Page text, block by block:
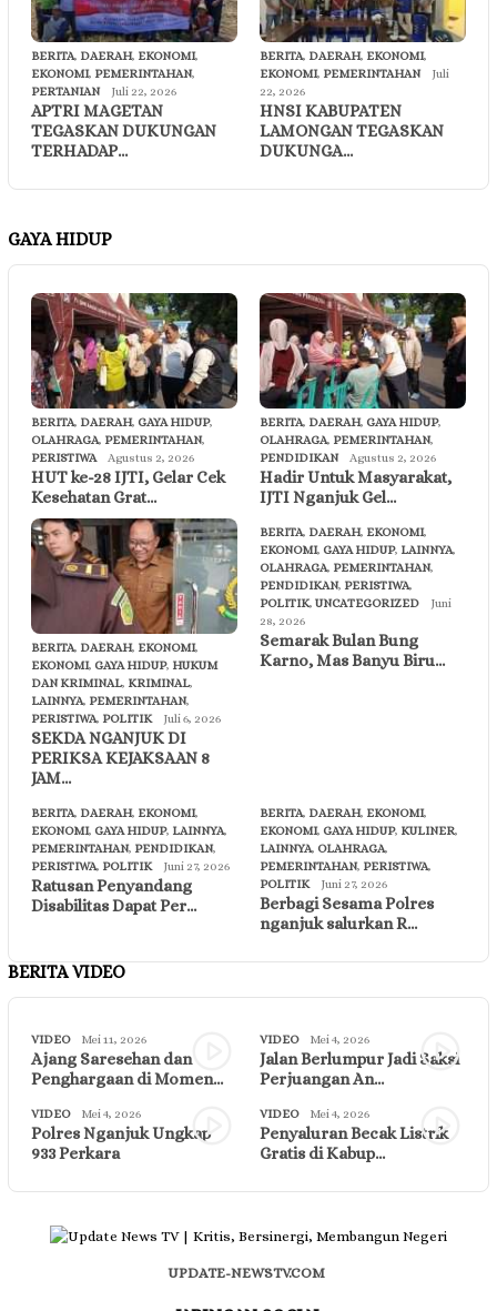
BERITA, DAERAH, EKONOMI,
EKONOMI, PEMERINTAHAN,
PERTANIAN
Juli 22, 2026
APTRI MAGETAN
TEGASKAN DUKUNGAN
TERHADAP…
BERITA, DAERAH, EKONOMI,
EKONOMI, PEMERINTAHAN
Juli
22, 2026
HNSI KABUPATEN
LAMONGAN TEGASKAN
DUKUNGA…
GAYA HIDUP
BERITA, DAERAH, GAYA HIDUP,
OLAHRAGA, PEMERINTAHAN,
PERISTIWA
Agustus 2, 2026
HUT ke-28 IJTI, Gelar Cek
Kesehatan Grat…
BERITA, DAERAH, GAYA HIDUP,
OLAHRAGA, PEMERINTAHAN,
PENDIDIKAN
Agustus 2, 2026
Hadir Untuk Masyarakat,
IJTI Nganjuk Gel…
BERITA, DAERAH, EKONOMI,
EKONOMI, GAYA HIDUP, HUKUM
DAN KRIMINAL, KRIMINAL,
LAINNYA, PEMERINTAHAN,
PERISTIWA, POLITIK Juli 6, 2026
SEKDA NGANJUK DI
PERIKSA KEJAKSAAN 8
JAM…
BERITA, DAERAH, EKONOMI,
EKONOMI, GAYA HIDUP, LAINNYA,
OLAHRAGA, PEMERINTAHAN,
PENDIDIKAN, PERISTIWA,
POLITIK, UNCATEGORIZED
Juni
28, 2026
Semarak Bulan Bung
Karno, Mas Banyu Biru…
BERITA, DAERAH, EKONOMI,
EKONOMI, GAYA HIDUP, LAINNYA,
PEMERINTAHAN, PENDIDIKAN,
PERISTIWA, POLITIK Juni 27, 2026
Ratusan Penyandang
Disabilitas Dapat Per…
BERITA, DAERAH, EKONOMI,
EKONOMI, GAYA HIDUP, KULINER,
LAINNYA, OLAHRAGA,
PEMERINTAHAN, PERISTIWA,
POLITIK
Juni 27, 2026
Berbagi Sesama Polres
nganjuk salurkan R…
BERITA VIDEO
VIDEO Mei 11, 2026
Ajang Saresehan dan
Penghargaan di Momen…
VIDEO Mei 4, 2026
Jalan Berlumpur Jadi Saksi
Perjuangan An…
VIDEO Mei 4, 2026
Polres Nganjuk Ungkap
933 Perkara
VIDEO Mei 4, 2026
Penyaluran Becak Listrik
Gratis di Kabup…
UPDATE-NEWSTV.COM